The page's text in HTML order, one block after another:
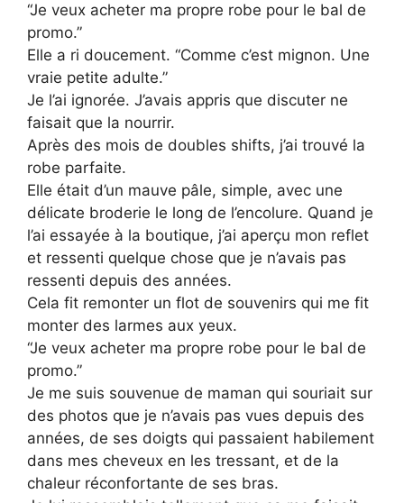
“Je veux acheter ma propre robe pour le bal de
promo.”
Elle a ri doucement. “Comme c’est mignon. Une
vraie petite adulte.”
Je l’ai ignorée. J’avais appris que discuter ne
faisait que la nourrir.
Après des mois de doubles shifts, j’ai trouvé la
robe parfaite.
Elle était d’un mauve pâle, simple, avec une
délicate broderie le long de l’encolure. Quand je
l’ai essayée à la boutique, j’ai aperçu mon reflet
et ressenti quelque chose que je n’avais pas
ressenti depuis des années.
Cela fit remonter un flot de souvenirs qui me fit
monter des larmes aux yeux.
“Je veux acheter ma propre robe pour le bal de
promo.”
Je me suis souvenue de maman qui souriait sur
des photos que je n’avais pas vues depuis des
années, de ses doigts qui passaient habilement
dans mes cheveux en les tressant, et de la
chaleur réconfortante de ses bras.